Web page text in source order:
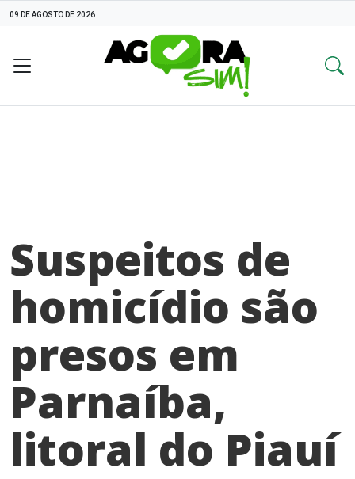
09 DE AGOSTO DE 2026
Suspeitos de
homicídio são
presos em
Parnaíba,
litoral do Piauí